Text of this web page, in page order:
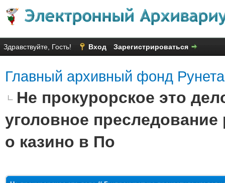
Здравствуйте, Гость! Вход Зарегистрироваться
Главный архивный фонд Рунета
Не прокурорское это
уголовное
о казино в По